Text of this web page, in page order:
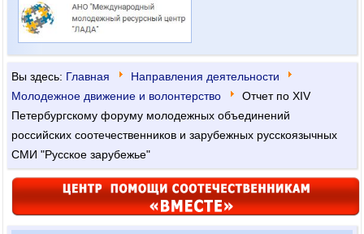
Вы здесь: Главная
Направления деятельности
Молодежное движение и волонтерство
Отчет по XIV
Петербургскому форуму молодежных объединений
российских соотечественников и зарубежных русскоязычных
СМИ "Русское зарубежье"